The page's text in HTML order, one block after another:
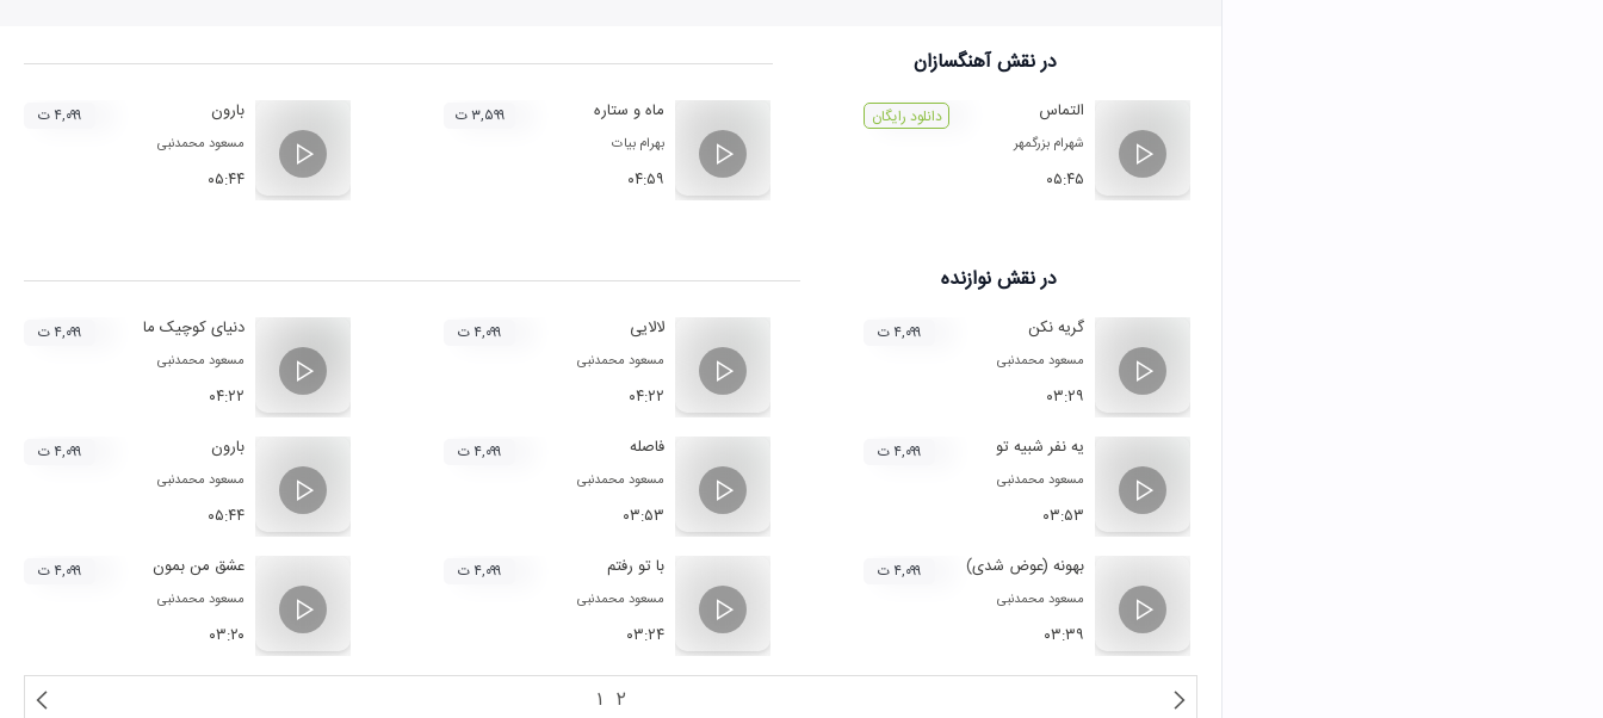
در نقشآهنگسازان
التماس
شهرام بزرگمهر
۰۵:۴۵
دانلود رایگان ماه و ستاره
بهرام بیات
۰۴:۵۹
۳,۵۹۹ ت بارون
مسعود محمدنبی
۰۵:۴۴
۴,۰۹۹ ت
در نقشنوازنده
گریه نکن
مسعود محمدنبی
۰۳:۲۹
۴,۰۹۹ ت لالایی
مسعود محمدنبی
۰۴:۲۲
۴,۰۹۹ ت دنیای کوچیک ما
مسعود محمدنبی
۰۴:۲۲
۴,۰۹۹ ت
یه نفر شبیه تو
مسعود محمدنبی
۰۳:۵۳
۴,۰۹۹ ت فاصله
مسعود محمدنبی
۰۳:۵۳
۴,۰۹۹ ت بارون
مسعود محمدنبی
۰۵:۴۴
۴,۰۹۹ ت
بهونه (عوض شدی)
مسعود محمدنبی
۰۳:۳۹
۴,۰۹۹ ت با تو رفتم
مسعود محمدنبی
۰۳:۲۴
۴,۰۹۹ ت عشق من بمون
مسعود محمدنبی
۰۳:۲۰
۴,۰۹۹ ت
۱ ۲